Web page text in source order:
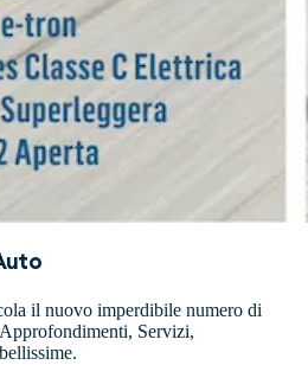
il nuovo imperdibile numero di
Servizi,